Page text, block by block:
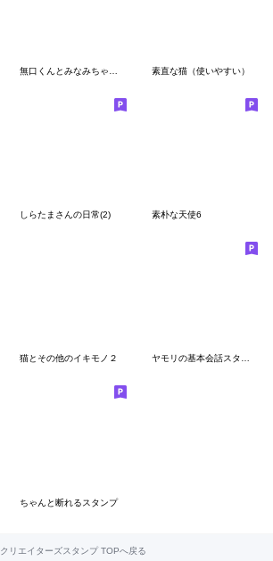
素直な猫（使いやすい）
しらたまさんの日常(2) 素朴な天使6
猫とその他のイキモノ２ ヤモリの基本会話スタンプ
ちゃんと断れるスタンプ
クリエイターズスタンプ TOPへ戻る